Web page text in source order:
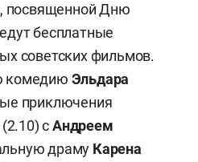
посвященной Дню
бесплатные
советских фильмов.
комедию Эльдара
приключения
(2.10) сАндреем
драму Карена